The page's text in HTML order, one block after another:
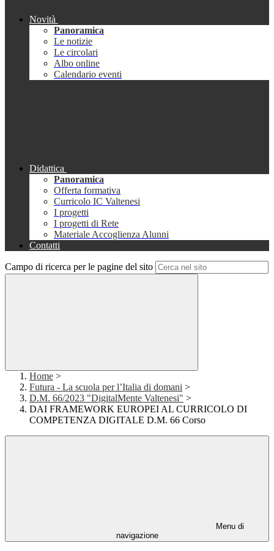
Novità
Panoramica
Le notizie
Le circolari
Albo online
Calendario eventi
Didattica
Panoramica
Offerta formativa
Curricolo IC Valtenesi
I progetti
I progetti di Rete
Materiale Accoglienza Alunni
Contatti
Campo di ricerca per le pagine del sito
Home >
Futura - La scuola per l’Italia di domani >
D.M. 66/2023 "DigitalMente Valtenesi" >
DAI FRAMEWORK EUROPEI AL CURRICOLO DI
COMPETENZA DIGITALE D.M. 66 Corso
Menu di
navigazione